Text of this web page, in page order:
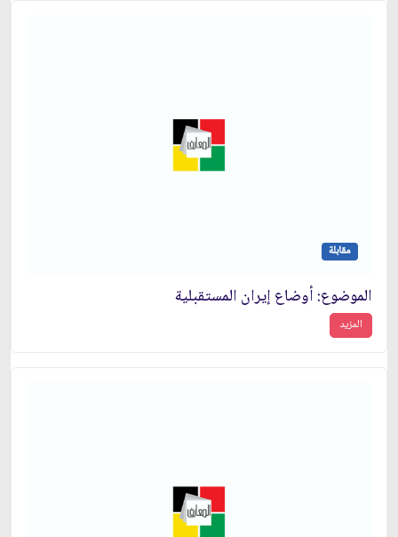
مقابلة
الموضوع: أوضاع إيران المستقبلية
المزيد